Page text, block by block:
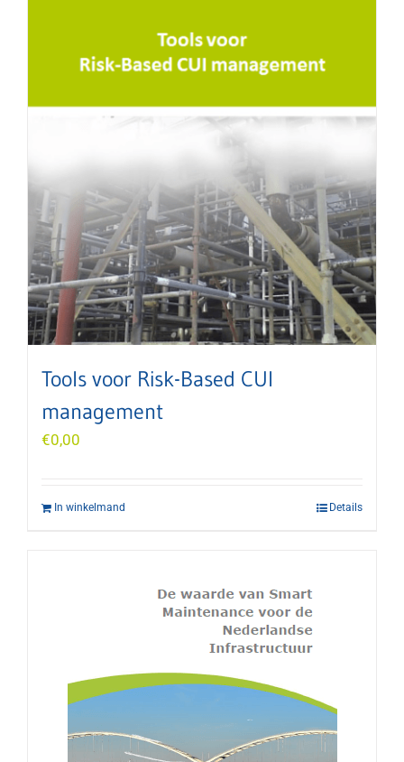
Tools voor Risk-Based CUI
management
€0,00
In winkelmand Details